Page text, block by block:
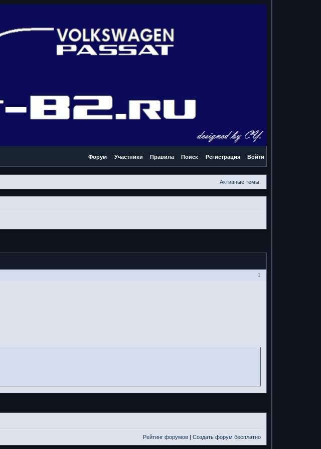
Форум Участники Правила Поиск Регистрация Войти
Активные темы
1
Рейтинг форумов |Создать форум бесплатно